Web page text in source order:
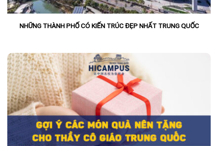
NHỮNG THÀNH PHỐ CÓ KIẾN TRÚC ĐẸP NHẤT TRUNG QUỐC